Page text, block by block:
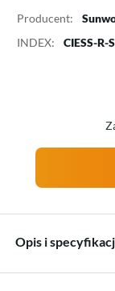
Producent:
INDEX:
CIESS-R-S
Opis i